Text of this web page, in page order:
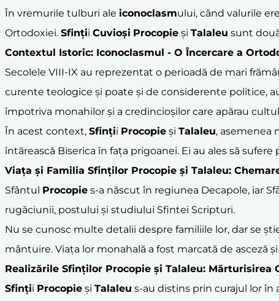
În vremurile tulburi ale iconoclasmului, când valurile
Ortodoxiei. Sfinții Cuvioși Procopie și Talaleu sunt
Contextul Istoric: Iconoclasmul - O Încercare a
Secolele VIII-IX au reprezentat o perioadă de mari
curente teologice și poate și de considerente politice,
împotriva monahilor și a credincioșilor care apărau cultul
În acest context, Sfinții Procopie și Talaleu, asemenea
întărească Biserica în fața prigoanei. Ei au ales să
Viața și Familia Sfinților Procopie și Talaleu:
Sfântul Procopie s-a născut în regiunea Decapole, iar
rugăciunii, postului și studiului Sfintei Scripturi.
Nu se cunosc multe detalii despre familiile lor, dar se
mântuire. Viața lor monahală a fost marcată de asceză
Realizările Sfinților Procopie și Talaleu: Mărturisirea
Sfinții Procopie și Talaleu s-au distins prin curajul lor în